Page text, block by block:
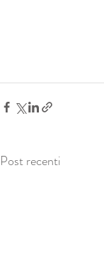
Post recenti